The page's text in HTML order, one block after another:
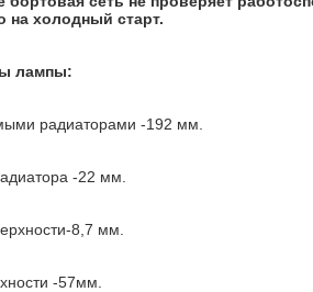
на холодный старт.
лампы:
радиаторами -192 мм.
-22 мм.
8,7 мм.
-57мм.